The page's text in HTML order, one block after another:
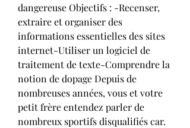
dangereuse Objectifs : -Recenser,
extraire et organiser des
informations essentielles des sites
internet-Utiliser un logiciel de
traitement de texte-Comprendre la
notion de dopage Depuis de
nombreuses années, vous et votre
petit frère entendez parler de
nombreux sportifs disqualifiés car.